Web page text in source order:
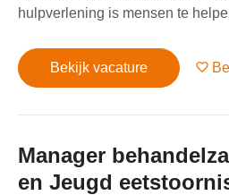
hulpverlening is mensen te
Bekijk vacature
Manager
en Jeugd